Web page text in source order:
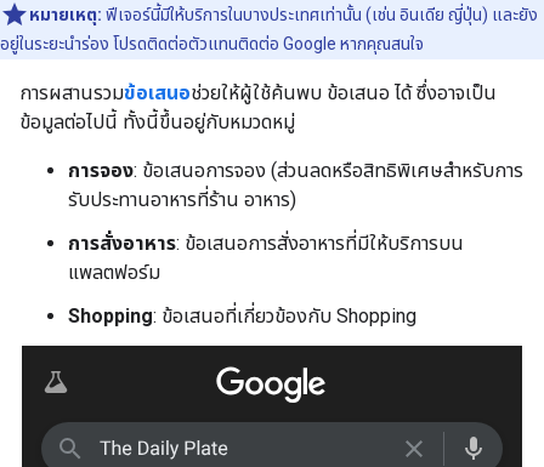
หมายเหตุ: ฟีเจอร์นี้มีให้บริการในบางประเทศเท่านั้น (เช่น อินเดีย ญี่ปุ่น) และยัง
อยู่ในระยะนำร่อง โปรดติดต่อตัวแทนติดต่อ Google หากคุณสนใจ
การผสานรวมข้อเสนอช่วยให้ผู้ใช้ค้นพบ ข้อเสนอ ได้ ซึ่งอาจเป็น
ข้อมูลต่อไปนี้ ทั้งนี้ขึ้นอยู่กับหมวดหมู่
การจอง: ข้อเสนอการจอง (ส่วนลดหรือสิทธิพิเศษสำหรับการ
รับประทานอาหารที่ร้าน อาหาร)
การสั่งอาหาร: ข้อเสนอการสั่งอาหารที่มีให้บริการบน
แพลตฟอร์ม
Shopping: ข้อเสนอที่เกี่ยวข้องกับ Shopping